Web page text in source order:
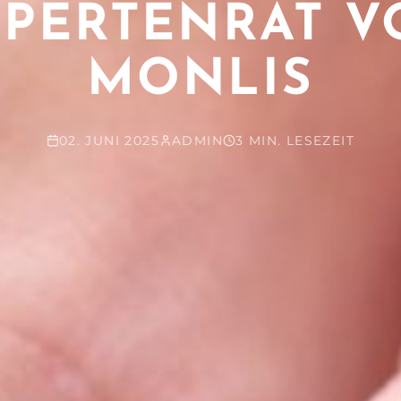
ONLIS
02. JUNI 2025 ADMIN 3 MIN. LESEZEIT